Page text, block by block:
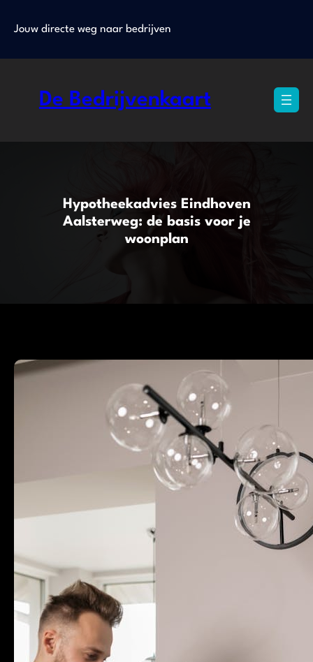
naarJouw directe weg naar bedrijven
De Bedrijvenkaart
Hypotheekadvies Eindhoven
Aalsterweg: de basis voor je
woonplan